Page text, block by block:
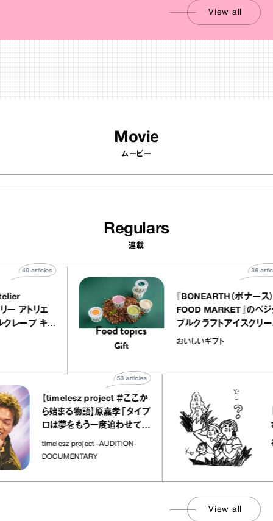
View all
Movie
ムービー
Regulars
連載
atelier
イクアリー アトリエ
』のミルクレープ キャ
40
『BONEARTH（
FOOD MARKET
ブルクラフトアイ
｜真野知子の「
おいしいギフト
【timelesz project ＃ここか
ら始まる物語】原嘉孝「タイプ
ロは夢をもう一度追わせてく
れた場所」
timelesz project -AUDITION-
DOCUMENTARY
articles
「日経
さんが
社会のじ
View all